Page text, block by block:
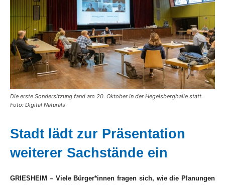
Die erste Sondersitzung fand am 20. Oktober in der Hegelsberghalle statt.
Foto: Digital Naturals
Stadt lädt zur Präsentation
weiterer Sachstände ein
GRIESHEIM – Viele Bürger*innen fragen sich, wie die Planungen